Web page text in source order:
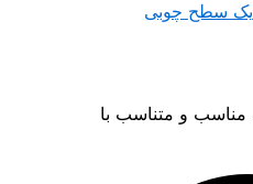
مناسب و متناسب با